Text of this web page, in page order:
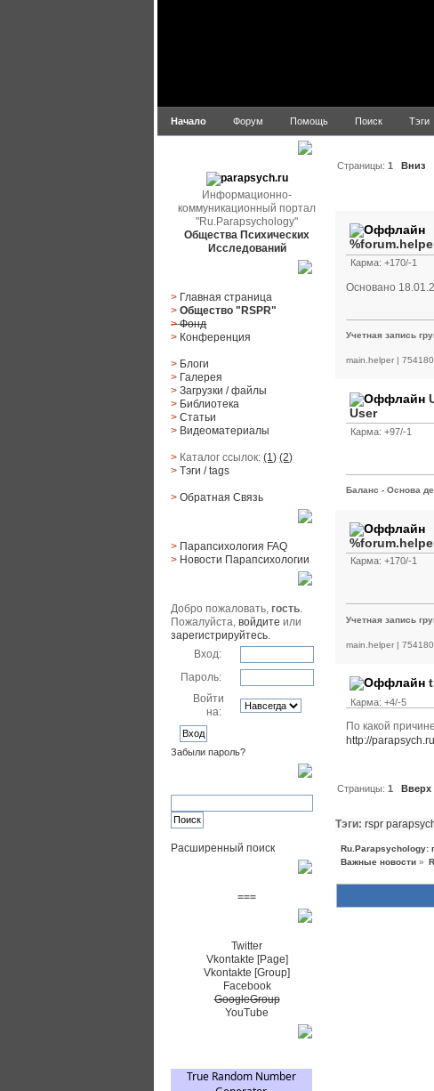
Начало Форум Помощь Поиск Тэги
Информационно-
коммуникационный портал
"Ru.Parapsychology"
Общества Психических
Исследований
> Главная страница
> Общество "RSPR"
> Фонд
> Конференция
> Блоги
> Галерея
> Загрузки/файлы
> Библиотека
> Статьи
> Видеоматериалы
> Каталог ссылок:(1) (2)
> Тэги/ tags
> Обратная Cвязь
> Парапсихология FAQ
> Новости Парапсихологии
Добро пожаловать,гость.
Пожалуйста,войдите или
зарегистрируйтесь.
Вход:
Пароль:
Войти
на:
Забыли пароль?
Расширенный поиск
===
Twitter
Vkontakte [Page]
Vkontakte [Group]
Facebook
GoogleGroup
YouTube
Страницы:1 Вниз
Карма: +170/-1
Основано
Учетная запись
main.helper |
User
Карма: +97/-1
Баланс - Основа
Карма: +170/-1
Учетная запись
main.helper |
Карма: +4/-5
По какой
http://
Страницы:1
Вверх
Тэги: rspr
Ru.Parapsychology:
Важные новости »